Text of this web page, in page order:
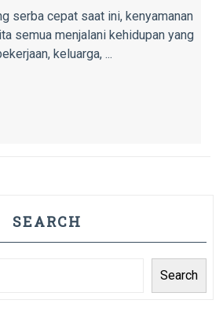
serba cepat saat ini, kenyamanan
semua menjalani kehidupan yang
keluarga, ...
SEARCH
Search